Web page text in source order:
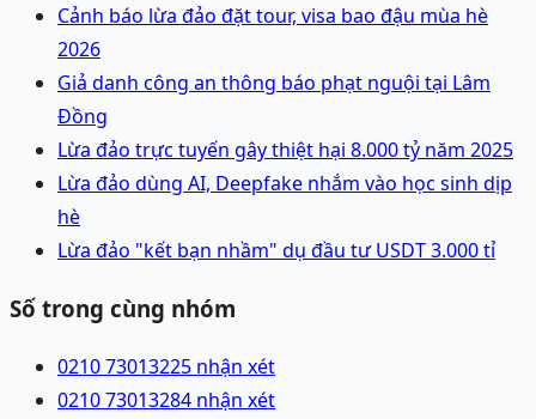
Cảnh báo lừa đảo đặt tour, visa bao đậu mùa hè
2026
Giả danh công an thông báo phạt nguội tại Lâm
Đồng
Lừa đảo trực tuyến gây thiệt hại 8.000 tỷ năm 2025
Lừa đảo dùng AI, Deepfake nhắm vào học sinh dịp
hè
Lừa đảo "kết bạn nhầm" dụ đầu tư USDT 3.000 tỉ
Số trong cùng nhóm
0210 73013225 nhận xét
0210 73013284 nhận xét